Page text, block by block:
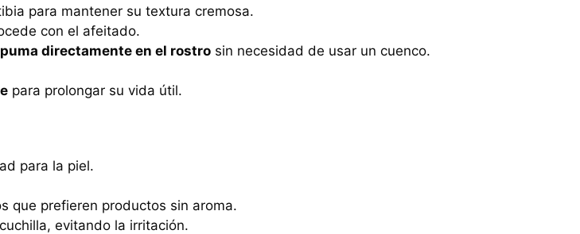
para mantener su textura cremosa.
con el afeitado.
directamente en el rostro sin necesidad de usar un cuenco.
para prolongar su vida útil.
para la piel.
que prefieren productos sin aroma.
evitando la irritación.